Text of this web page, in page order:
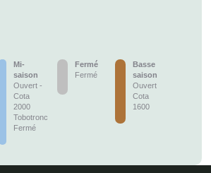
Mi-
saison
Ouvert -
Cota
2000
Tobotronc
Fermé
Fermé
Fermé
Basse
saison
Ouvert
Cota
1600